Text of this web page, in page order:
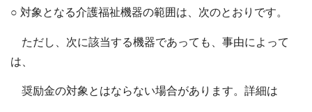
○ 対象となる介護福祉機器の範囲は、次のとおりです。
ただし、次に該当する機器であっても、事由によって
は、
奨励金の対象とはならない場合があります。詳細は